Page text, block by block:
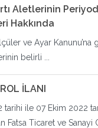
Aletlerinin
Hakkında
ve Ayar Kanunu’na
belirli ...
İLANI
tarihi ile 07 Ekim 2022
Fatsa Ticaret ve Sanayi